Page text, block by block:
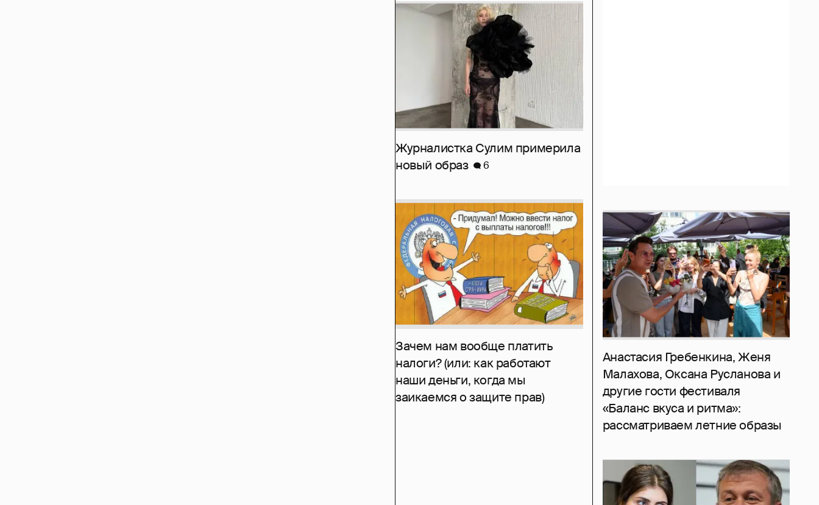
Журналистка Сулим примерила
новый образ
6
Анастасия Гребенкина, Женя
Малахова, Оксана Русланова и
другие гости фестиваля
«Баланс вкуса и ритма»:
рассматриваем летние образы
Зачем нам вообще платить
налоги? (или: как работают
наши деньги, когда мы
заикаемся о защите прав)